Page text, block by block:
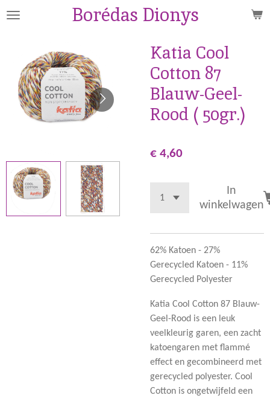
Ga
hoofdinhoud
Borédas Dionys
Katia Cool
Cotton 87
Blauw-Geel-
Rood ( 50gr.)
€ 4,60
In
winkelwagen
62% Katoen - 27%
Gerecycled Katoen - 11%
Gerecycled Polyester
Katia Cool Cotton 87 Blauw-
Geel-Rood is een leuk
veelkleurig garen, een zacht
katoengaren met flammé
effect en gecombineerd met
gerecycled polyester. Cool
Cotton is ongetwijfeld een